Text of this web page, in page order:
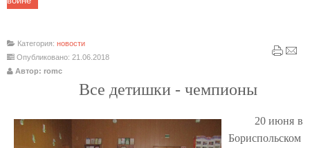
Категория: новости
Опубликовано: 21.06.2018
Автор: romc
Все детишки - чемпионы
20 июня в
Бориспольском